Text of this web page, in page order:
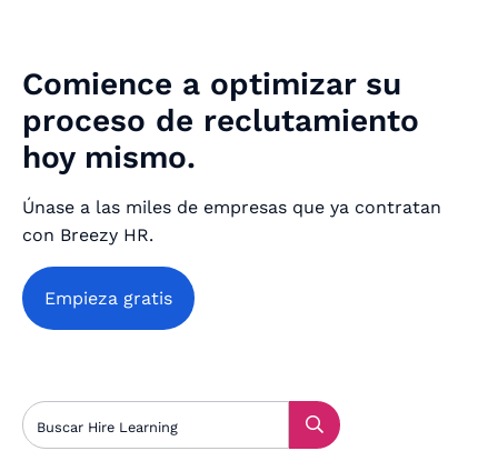
Comience a optimizar su
proceso de reclutamiento
hoy mismo.
Únase a las miles de empresas que ya contratan
con Breezy HR.
Empieza gratis